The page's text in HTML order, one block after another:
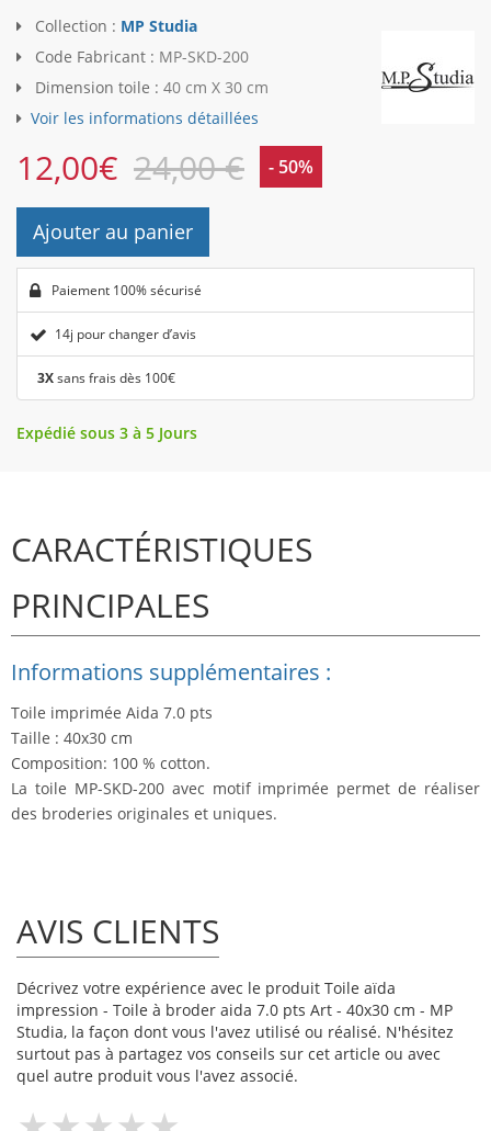
Collection : MP Studia
Code Fabricant : MP-SKD-200
Dimension toile : 40 cm X 30 cm
Voir les informations détaillées
12,00€ 24,00 € - 50%
Ajouter au panier
Paiement 100% sécurisé
14j pour changer d’avis
3Xsans frais dès 100€
Expédié sous 3 à 5 Jours
CARACTÉRISTIQUES
PRINCIPALES
Informations supplémentaires :
Toile imprimée Aida 7.0 pts
Taille : 40x30 cm
Composition: 100 % cotton.
La toile MP-SKD-200 avec motif imprimée permet de réaliser
des broderies originales et uniques.
AVIS CLIENTS
Décrivez votre expérience avec le produit Toile aïda
impression - Toile à broder aida 7.0 pts Art - 40x30 cm - MP
Studia, la façon dont vous l'avez utilisé ou réalisé. N'hésitez
surtout pas à partagez vos conseils sur cet article ou avec
quel autre produit vous l'avez associé.